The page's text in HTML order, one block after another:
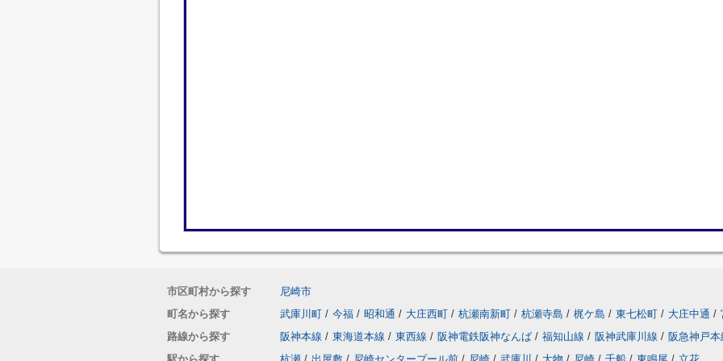
市区町村から探す
尼崎市
町名から探す
武庫川町 / 今福 / 昭和通 / 大庄西町 / 杭瀬南新町 / 杭瀬寺島 / 梶ケ島 / 東七松町 / 大庄中通 /
路線から探す
阪神本線 / 東海道本線 / 東西線 / 阪神電鉄阪神なんば / 福知山線 / 阪神武庫川線 / 阪急神戸本